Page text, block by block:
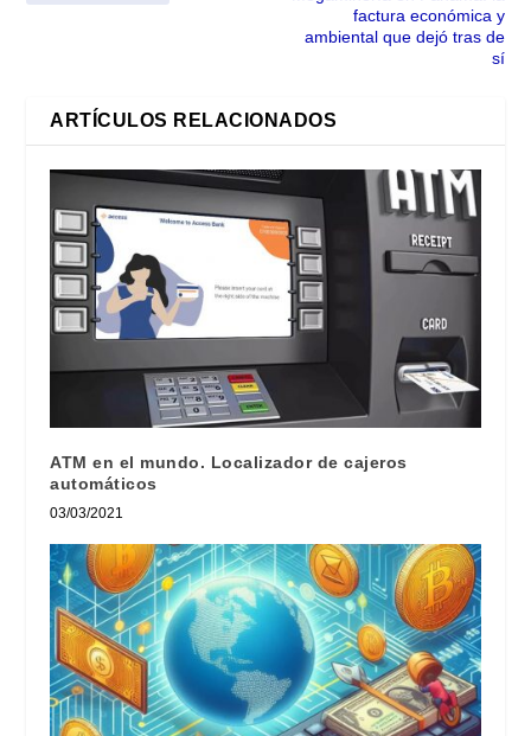
factura económica y
ambiental que dejó tras de
sí
ARTÍCULOS RELACIONADOS
ATM en el mundo. Localizador de cajeros
automáticos
03/03/2021